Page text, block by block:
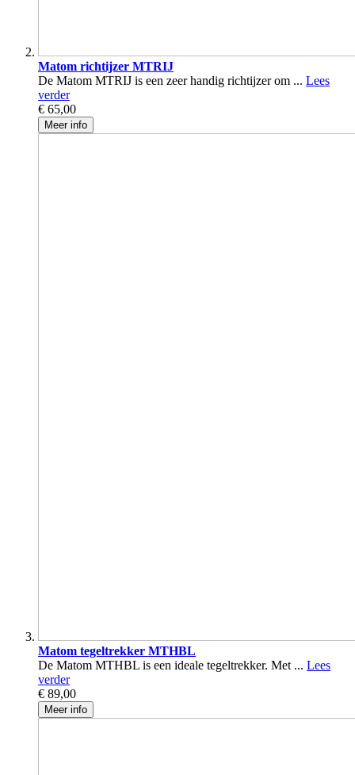
Matom richtijzer MTRIJ
De Matom MTRIJ is een zeer handig richtijzer om ... Lees
verder
€ 65,00
Meer info
Matom tegeltrekker MTHBL
De Matom MTHBL is een ideale tegeltrekker. Met ... Lees
verder
€ 89,00
Meer info